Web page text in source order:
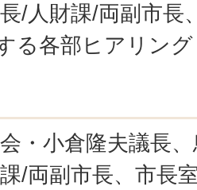
/人財課/両副市長
る各部ヒアリング
・小倉隆夫議長
/両副市長、市長